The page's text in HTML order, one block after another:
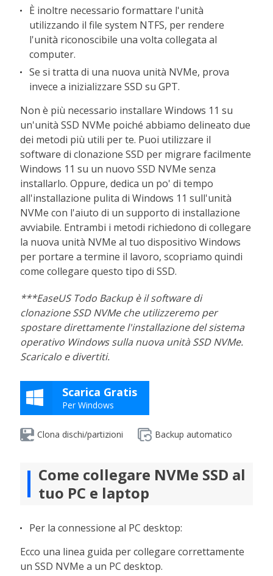
È inoltre necessario formattare l'unità
utilizzando il file system NTFS, per rendere
l'unità riconoscibile una volta collegata al
computer.
Se si tratta di una nuova unità NVMe, prova
invece a inizializzare SSD su GPT.
Non è più necessario installare Windows 11 su
un'unità SSD NVMe poiché abbiamo delineato due
dei metodi più utili per te. Puoi utilizzare il
software di clonazione SSD per migrare facilmente
Windows 11 su un nuovo SSD NVMe senza
installarlo. Oppure, dedica un po' di tempo
all'installazione pulita di Windows 11 sull'unità
NVMe con l'aiuto di un supporto di installazione
avviabile. Entrambi i metodi richiedono di collegare
la nuova unità NVMe al tuo dispositivo Windows
per portare a termine il lavoro, scopriamo quindi
come collegare questo tipo di SSD.
***EaseUS Todo Backup è il software di
clonazione SSD NVMe che utilizzeremo per
spostare direttamente l'installazione del sistema
operativo Windows sulla nuova unità SSD NVMe.
Scaricalo e divertiti.
Scarica Gratis
Per Windows
Clona dischi/partizioni Backup automatico
Come collegare NVMe SSD al
tuo PC e laptop
Per la connessione al PC desktop:
Ecco una linea guida per collegare correttamente
un SSD NVMe a un PC desktop.